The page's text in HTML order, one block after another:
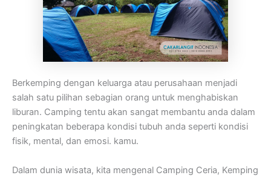
Berkemping dengan keluarga atau perusahaan menjadi
salah satu pilihan sebagian orang untuk menghabiskan
liburan. Camping tentu akan sangat membantu anda dalam
peningkatan beberapa kondisi tubuh anda seperti kondisi
fisik, mental, dan emosi. kamu.
Dalam dunia wisata, kita mengenal Camping Ceria, Kemping